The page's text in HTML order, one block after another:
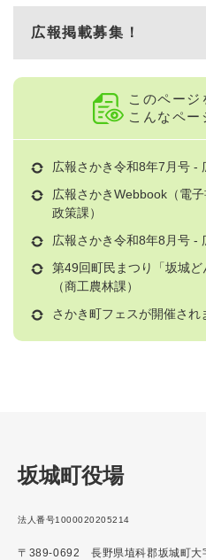
広報掲載募集！
このページ
こんなペー
広報さかき令和8年7月号 -
広報さかきWebbook（電
政策課）
広報さかき令和8年8月号 -
第49回町民まつり「坂城ど
（商工農林課）
さかき町フェスが開催され
坂城町役場
法人番号1000020205214
〒389-0692 長野県埴科郡坂城町大